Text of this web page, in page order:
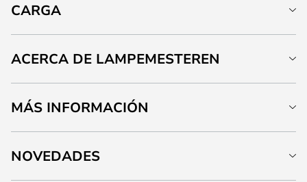
CARGA
ACERCA DE LAMPEMESTEREN
MÁS INFORMACIÓN
NOVEDADES